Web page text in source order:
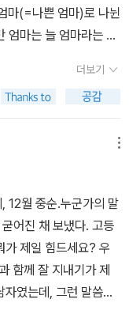
마(=나쁜 엄마)로 나뉜
엄마는 늘 엄마라는 걸
로 아기들이 그렇게
것 같다. 더 자라서
, 그러니까 나 자신이
라는 걸 알았을 때의
는 둘인가? 아니다.
으로만 여기거나 나쁜
쉽다). 성장을 위해서
다. * <몬스터 콜스>
여자와 결혼해 떠난
자리에 착하게 있는
교 선생들은 그런 코
더보기
12월 중순.누군가의 말
어진 채 보냈다. 고등
가 제일 힘드세요? 우
함께 잘 지내기가 제
였는데, 그런 말씀하